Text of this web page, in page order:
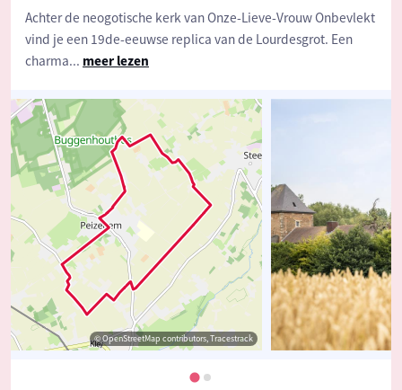
Achter de neogotische kerk van Onze-Lieve-Vrouw Onbevlekt
vind je een 19de-eeuwse replica van de Lourdesgrot. Een
charma... meer lezen
© OpenStreetMap contributors, Tracestrack